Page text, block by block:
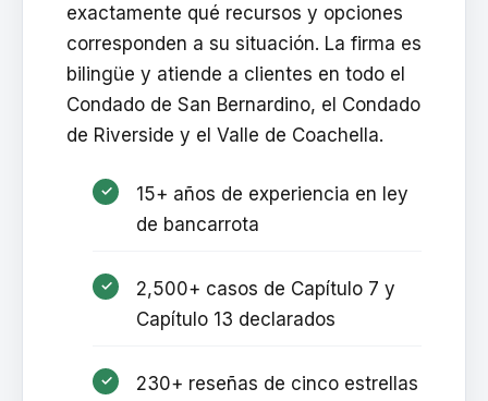
exactamente qué recursos y opciones
corresponden a su situación. La firma es
bilingüe y atiende a clientes en todo el
Condado de San Bernardino, el Condado
de Riverside y el Valle de Coachella.
15+ años de experiencia en ley
de bancarrota
2,500+ casos de Capítulo 7 y
Capítulo 13 declarados
230+ reseñas de cinco estrellas